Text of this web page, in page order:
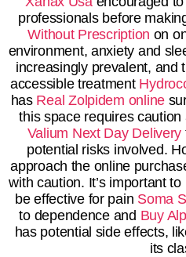
professionals before
Without Prescription on
environment, anxiety and
increasingly prevalent, and
accessible treatment
has Real Zolpidem online
this space requires
Valium Next Day Delivery
potential risks involved.
approach the online
with caution. It’s important
be effective for pain Soma
to dependence and Buy
has potential side effects,
its